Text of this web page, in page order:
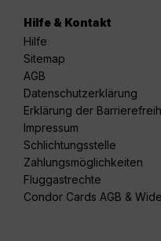
Hilfe & Kontakt
Hilfe
Sitemap
AGB
Datenschutzerklärung
Erklärung der
Impressum
Schlichtungsstelle
Zahlungsmöglichkeiten
Fluggastrechte
Condor Cards AGB &